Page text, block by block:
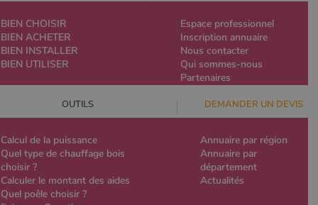
BIEN CHOISIR
BIEN ACHETER
BIEN INSTALLER
BIEN UTILISER
Espace professionnel
Inscription annuaire
Nous contacter
Qui sommes-nous
Partenaires
OUTILS DEMANDER UN DEVIS
Calcul de la puissance
Quel type de chauffage bois
choisir ?
Calculer le montant des aides
Quel poêle choisir ?
Annuaire par région
Annuaire par
département
Actualités